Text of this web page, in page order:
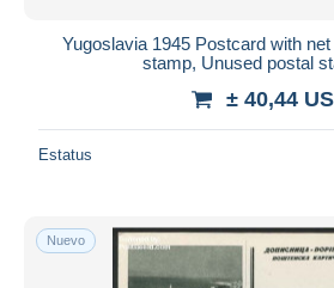
Yugoslavia 1945 Postcard with
stamp, Unused postal
± 40,44
Estatus
Nuevo